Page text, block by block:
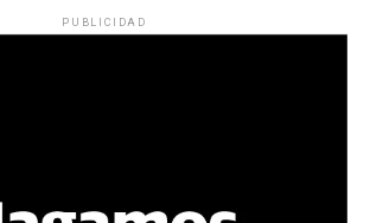
PUBLICIDAD